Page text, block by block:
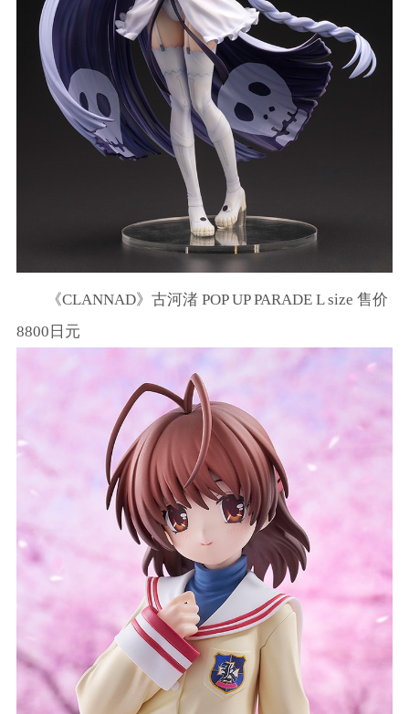
《CLANNAD》古河渚 POP UP PARADE L size 售价
8800日元